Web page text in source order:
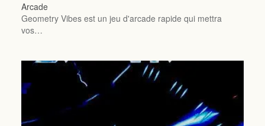
Arcade
Geometry Vibes est un jeu d'arcade rapide qui mettra
vos…